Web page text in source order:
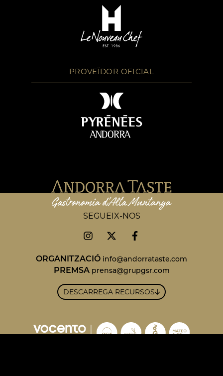
PROVEÏDOR OFICIAL
SEGUEIX-NOS
ORGANITZACIÓ info@andorrataste.com
PREMSA prensa@grupgsr.com
DESCARREGA RECURSOS